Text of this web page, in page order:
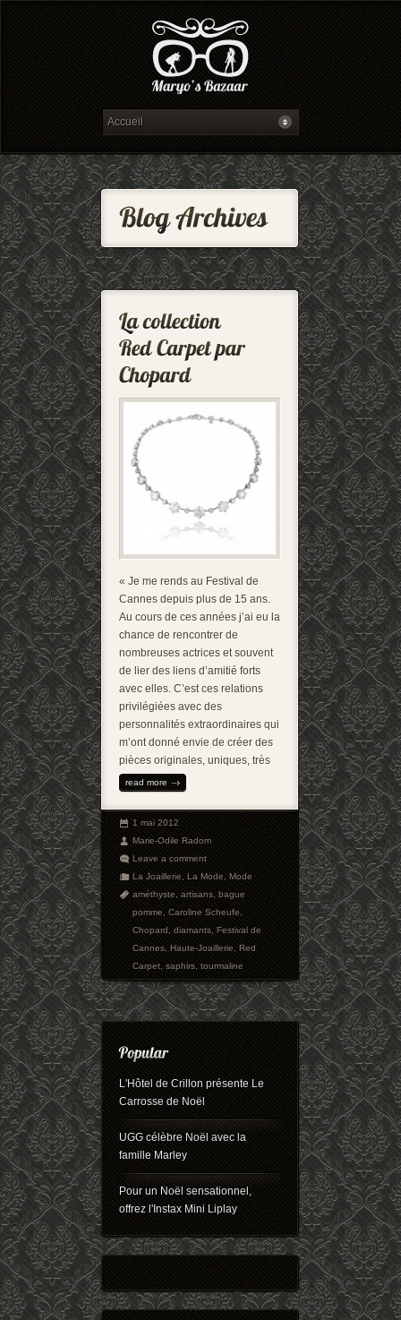
« Je me rends au Festival de
Cannes depuis plus de 15 ans.
Au cours de ces années j’ai eu la
chance de rencontrer de
nombreuses actrices et souvent
de lier des liens d’amitié forts
avec elles. C’est ces relations
privilégiées avec des
personnalités extraordinaires qui
m’ont donné envie de créer des
pièces originales, uniques, très
read more
1 mai 2012
Marie-Odile Radom
Leave a comment
La Joaillerie,La Mode,Mode
améthyste,artisans,bague
pomme,Caroline Scheufe,
Chopard,diamants,Festival de
Cannes,Haute-Joaillerie,Red
Carpet,saphirs,tourmaline
L'Hôtel de Crillon présente Le
Carrosse de Noël
UGG célèbre Noël avec la
famille Marley
Pour un Noël sensationnel,
offrez l'Instax Mini Liplay